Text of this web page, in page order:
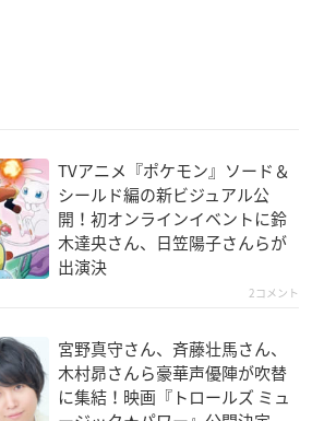
ディアンシー」
サトシ
ドリアン
劇場版 ポケットモン
スター ベストウイッ
劇場版 ポケットモン
スター ダイヤモンド
TVアニメ『ポケモン』ソード＆
シールド編の新ビジュアル公
開！初オンラインイベントに鈴
木達央さん、日笠陽子さんらが
出演決
2コメント
宮野真守さん、斉藤壮馬さん、
木村昴さんら豪華声優陣が吹替
に集結！映画『トロールズ ミュ